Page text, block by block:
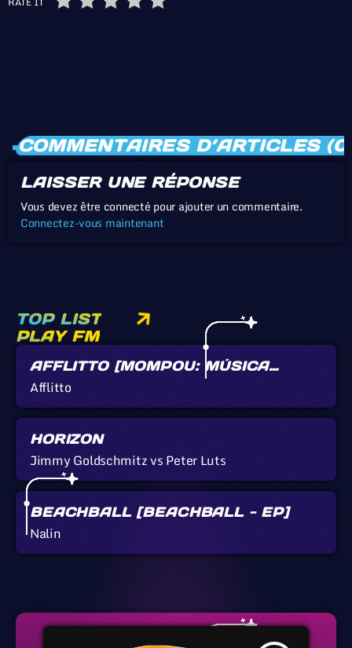
COMMENTAIRES D’ARTICLES
LAISSER UNE RÉPONSE
Vous devez être connecté pour ajouter un commentaire.
Connectez-vous maintenant
TOP LIST
PLAY FM
AFFLITTO [MOMPOU: MÚSICA
CALLADA]
Afflitto
HORIZON
Jimmy Goldschmitz vs Peter Luts
BEACHBALL [BEACHBALL - EP]
Nalin